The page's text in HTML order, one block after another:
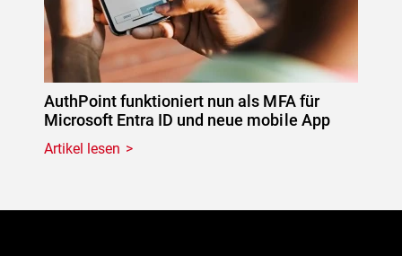
AuthPoint funktioniert nun als MFA für
Microsoft Entra ID und neue mobile App
Artikel lesen